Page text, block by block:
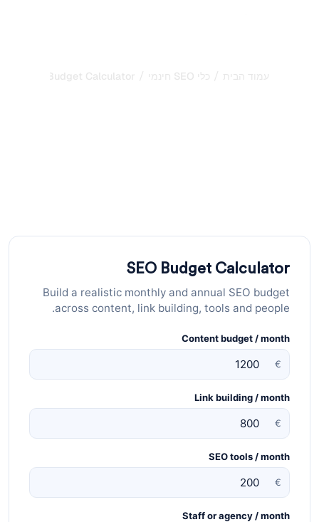
עמוד הבית / כלי SEO חינמי /
SEO Budget Calculator
SEO Budget Calculator
Build a realistic monthly and annual SEO budget
across content, link building, tools and people.
Content budget / month
€
Link building / month
€
SEO tools / month
€
Staff or agency / month